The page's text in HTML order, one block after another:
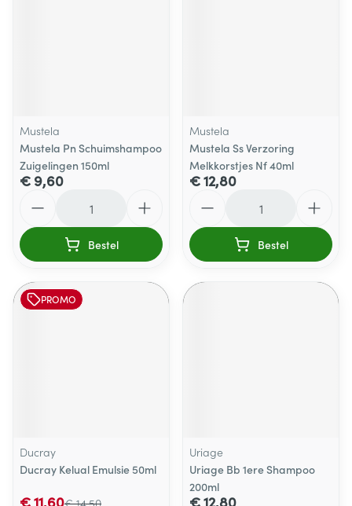
Mustela
Mustela Pn Schuimshampoo
Zuigelingen 150ml
€ 9,60
Bestel
Mustela
Mustela Ss Verzoring
Melkkorstjes Nf 40ml
€ 12,80
Bestel
PROMO
Ducray
Ducray Kelual Emulsie 50ml
€ 14,50
€ 11,60
Uriage
Uriage Bb 1ere Shampoo
200ml
€ 12,80